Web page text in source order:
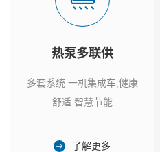
热泵多联供
多套系统 一机集成车,健康
舒适 智慧节能
了解更多